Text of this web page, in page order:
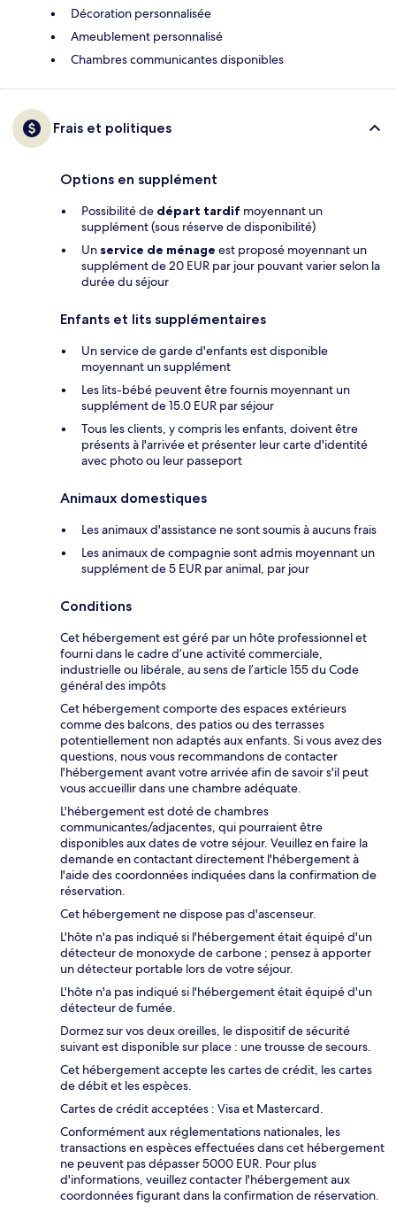
Décoration personnalisée
Ameublement personnalisé
Chambres communicantes disponibles
Frais et politiques
Options en supplément
Possibilité de départ tardif moyennant un
supplément (sous réserve de disponibilité)
Un service de ménage est proposé moyennant un
supplément de 20 EUR par jour pouvant varier selon la
durée du séjour
Enfants et lits supplémentaires
Un service de garde d'enfants est disponible
moyennant un supplément
Les lits-bébé peuvent être fournis moyennant un
supplément de 15.0 EUR par séjour
Tous les clients, y compris les enfants, doivent être
présents à l'arrivée et présenter leur carte d'identité
avec photo ou leur passeport
Animaux domestiques
Les animaux d'assistance ne sont soumis à aucuns frais
Les animaux de compagnie sont admis moyennant un
supplément de 5 EUR par animal, par jour
Conditions
Cet hébergement est géré par un hôte professionnel et
fourni dans le cadre d’une activité commerciale,
industrielle ou libérale, au sens de l’article 155 du Code
général des impôts
Cet hébergement comporte des espaces extérieurs
comme des balcons, des patios ou des terrasses
potentiellement non adaptés aux enfants. Si vous avez des
questions, nous vous recommandons de contacter
l'hébergement avant votre arrivée afin de savoir s'il peut
vous accueillir dans une chambre adéquate.
L'hébergement est doté de chambres
communicantes/adjacentes, qui pourraient être
disponibles aux dates de votre séjour. Veuillez en faire la
demande en contactant directement l'hébergement à
l'aide des coordonnées indiquées dans la confirmation de
réservation.
Cet hébergement ne dispose pas d'ascenseur.
L'hôte n'a pas indiqué si l'hébergement était équipé d'un
détecteur de monoxyde de carbone ; pensez à apporter
un détecteur portable lors de votre séjour.
L'hôte n'a pas indiqué si l'hébergement était équipé d'un
détecteur de fumée.
Dormez sur vos deux oreilles, le dispositif de sécurité
suivant est disponible sur place : une trousse de secours.
Cet hébergement accepte les cartes de crédit, les cartes
de débit et les espèces.
Cartes de crédit acceptées : Visa et Mastercard.
Conformément aux réglementations nationales, les
transactions en espèces effectuées dans cet hébergement
ne peuvent pas dépasser 5000 EUR. Pour plus
d'informations, veuillez contacter l'hébergement aux
coordonnées figurant dans la confirmation de réservation.